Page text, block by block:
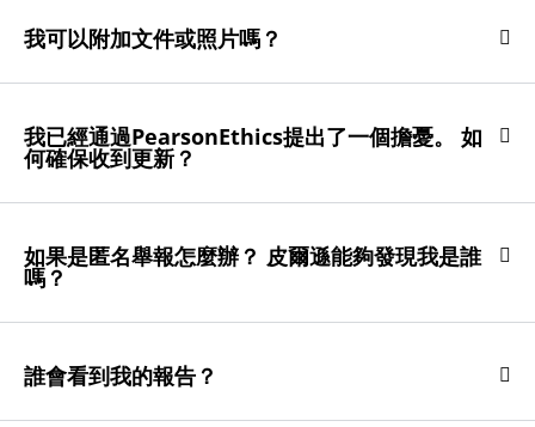
我可以附加文件或照片嗎？
我已經通過PearsonEthics提出了一個擔憂。 如
何確保收到更新？
如果是匿名舉報怎麼辦？ 皮爾遜能夠發現我是誰
嗎？
誰會看到我的報告？